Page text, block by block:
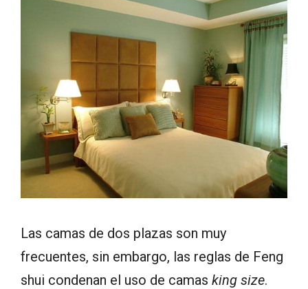
Las camas de dos plazas son muy
frecuentes, sin embargo, las reglas de Feng
shui condenan el uso de camas king size.